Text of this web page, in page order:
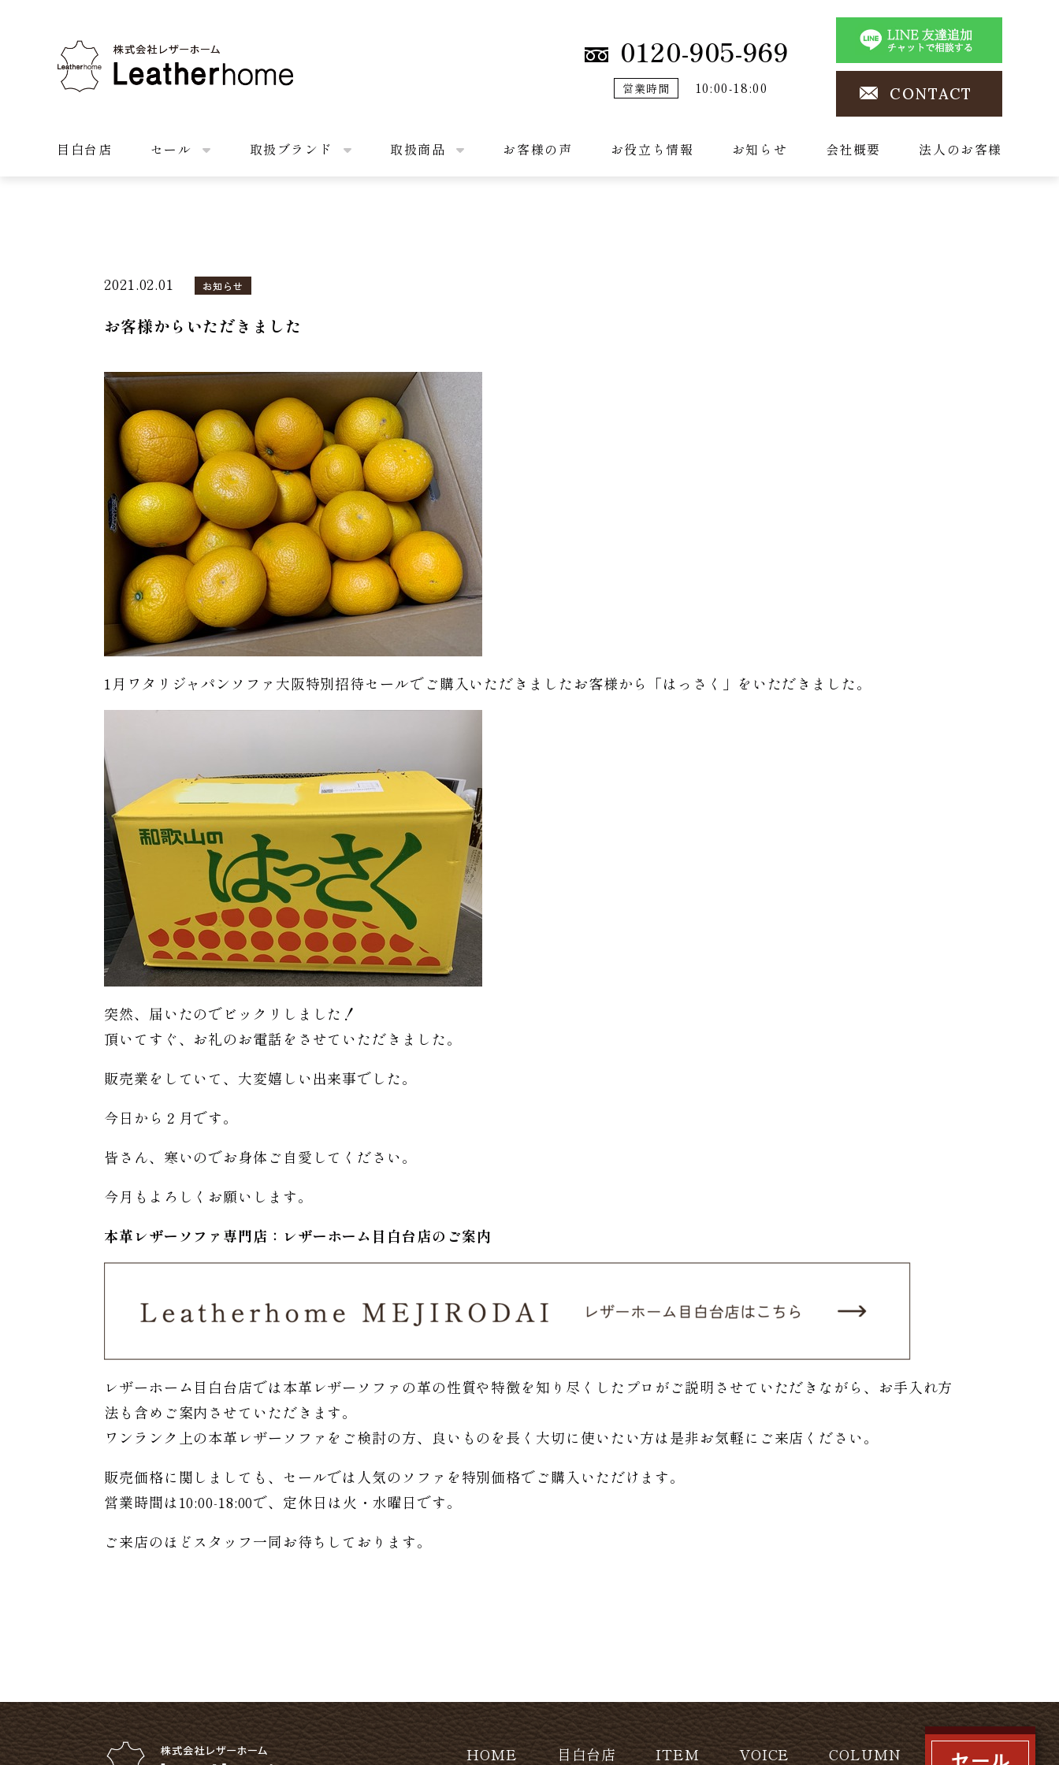
株式会社レザーホーム 0120-905-969
営業時間 10:00-18:00 CONTACT
目白台店 セール 取扱ブランド 取扱商品 お客様の声 お役立ち情報 お知らせ 会社概要 法人のお客様
2021.02.01 お知らせ
お客様からいただきました
1月ワタリジャパンソファ大阪特別招待セールでご購入いただきましたお客様から「はっさく」をいただきました。
突然、届いたのでビックリしました！
頂いてすぐ、お礼のお電話をさせていただきました。
販売業をしていて、大変嬉しい出来事でした。
今日から２月です。
皆さん、寒いのでお身体ご自愛してください。
今月もよろしくお願いします。
本革レザーソファ専門店：レザーホーム 目白台店のご案内
レザーホーム目白台店では本革レザーソファの革の性質や特徴を知り尽くしたプロがご説明させていただきながら、お手入れ方
法も含めご案内させていただきます。
ワンランク上の本革レザーソファをご検討の方、良いものを長く大切に使いたい方は是非お気軽にご来店ください。
販売価格に関しましても、セールでは人気のソファを特別価格でご購入いただけます。
営業時間は10:00-18:00で、定休日は火・水曜日です。
ご来店のほどスタッフ一同お待ちしております。
HOME 目白台店 ITEM VOICE COLUMN